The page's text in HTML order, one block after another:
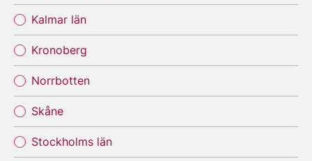
Kalmar län
Kronoberg
Norrbotten
Skåne
Stockholms län